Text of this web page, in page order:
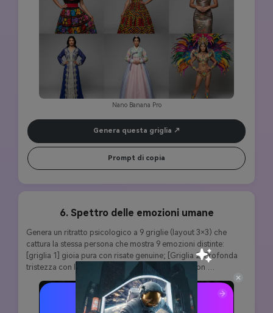
gli outfit culturali.
Nano Banana Pro
Genera questa griglia
Prompt di copia
6. Spettro delle emozioni umane
Genera un ritratto psicologico a 9 griglie (layout 3×3) che
cattura la stessa persona che mostra 9 emozioni distinte:
[griglia 1] gioia pura con risate genuine; [Griglia 2] Profonda
tristezza con lacrime; [Griglia 3] Intensa rabbia con
sopracciglia accigliata; [Griglia 4] Genuina sorpresa con gli
occhi spalancati; [Griglia 5] Paura travolgente con espressione
tesa; [Griglia 6] Disprezzo con un sorriso sottile; [Griglia 7]